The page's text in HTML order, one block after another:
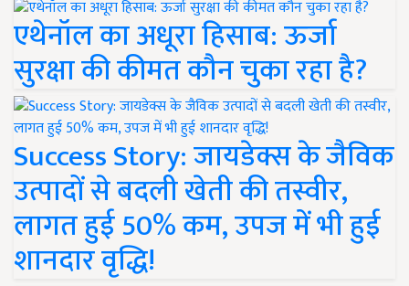
एथेनॉल का अधूरा हिसाब: ऊर्जा
सुरक्षा की कीमत कौन चुका रहा है?
Success Story: जायडेक्स के जैविक
उत्पादों से बदली खेती की तस्वीर,
लागत हुई 50% कम, उपज में भी हुई
शानदार वृद्धि!